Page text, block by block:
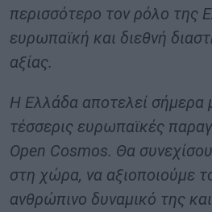
περισσότερο τον ρόλο της
ευρωπαϊκή και διεθνή
αξίας.
Η Ελλάδα αποτελεί σήμερα
τέσσερις ευρωπαϊκές
Open Cosmos. Θα
στη χώρα, να αξιοποιούμε
ανθρώπινο δυναμικό της